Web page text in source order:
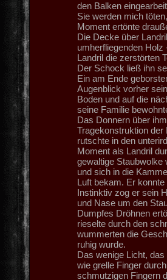
den Balken
Sie werden mich
Moment ertönte
Die Decke über
umherfliegenden
Landril die zerstörten
Der Schock ließ ihn
Ein am Ende
Augenblick vorher
Boden und auf die
seine Familie
Das Donnern über
Tragekonstruktion der
rutschte in den
Moment als Landril
gewaltige Staubwolke
und sich in die
Luft bekam. Er
Instinktiv zog er sein
und Nase um den
Dumpfes Dröhnen
rieselte durch den
wummerten die
ruhig wurde.
Das wenige Licht,
wie grelle Finger
schmutzigen Fingern